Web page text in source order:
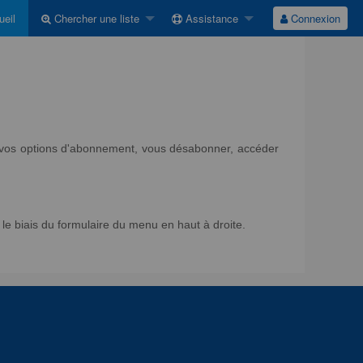
Chercher une liste Assistance Connexion
options d'abonnement, vous désabonner, accéder
biais du formulaire du menu en haut à droite.